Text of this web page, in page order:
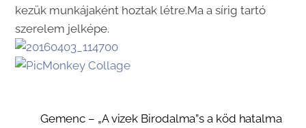
kezük munkájaként hoztak létre.Ma a sírig tartó
szerelem jelképe.
Gemenc – „A vizek Birodalma”s a köd hatalma